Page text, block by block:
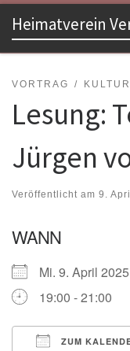
Zum Inhalt springen
Heimatverein
VORTRAG
Lesung:
Jürgen
Veröffentlicht am 9.
WANN
Mi. 9. April
19:00 - 21:00
ZUM